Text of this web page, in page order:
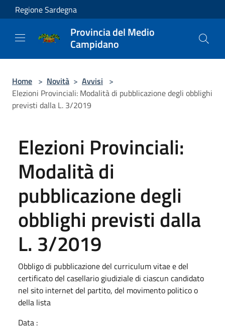
Salta al contenuto principale
Regione Sardegna
Provincia del Medio
Campidano
Home > Novità > Avvisi >
Elezioni Provinciali: Modalità di pubblicazione degli obblighi
previsti dalla L. 3/2019
Elezioni Provinciali:
Modalità di
pubblicazione degli
obblighi previsti dalla
L. 3/2019
Obbligo di pubblicazione del curriculum vitae e del
certificato del casellario giudiziale di ciascun candidato
nel sito internet del partito, del movimento politico o
della lista
Data :